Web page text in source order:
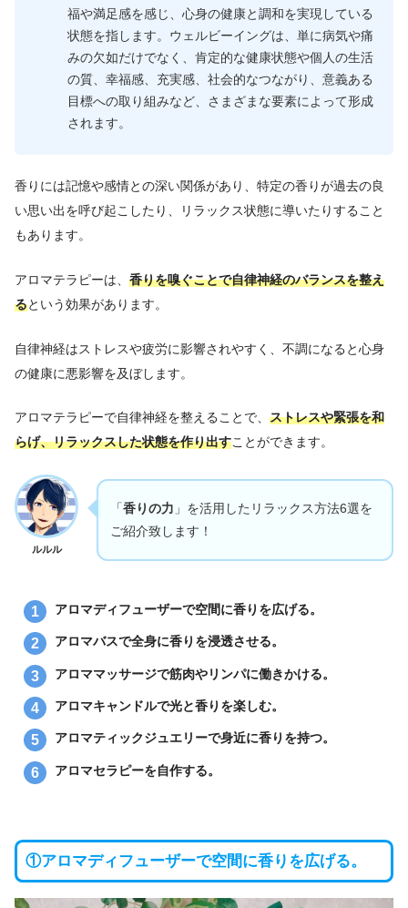
福や満足感を感じ、心身の健康と調和を実現している
状態を指します。ウェルビーイングは、単に病気や痛
みの欠如だけでなく、肯定的な健康状態や個人の生活
の質、幸福感、充実感、社会的なつながり、意義ある
目標への取り組みなど、さまざまな要素によって形成
されます。
香りには記憶や感情との深い関係があり、特定の香りが過去の良
い思い出を呼び起こしたり、リラックス状態に導いたりすること
もあります。
アロマテラピーは、 香りを嗅ぐことで自律神経のバランスを整え
るという効果があります。
自律神経はストレスや疲労に影響されやすく、不調になると心身
の健康に悪影響を及ぼします。
アロマテラピーで自律神経を整えることで、 ストレスや緊張を和
らげ、リラックスした状態を作り出すことができます。
ルルル
「香りの力 」を活用したリラックス方法6選を
ご紹介致します！
アロマディフューザーで空間に香りを広げる。
アロマバスで全身に香りを浸透させる。
アロママッサージで筋肉やリンパに働きかける。
アロマキャンドルで光と香りを楽しむ。
アロマティックジュエリーで身近に香りを持つ。
アロマセラピーを自作する。
①アロマディフューザーで空間に香りを広げる。